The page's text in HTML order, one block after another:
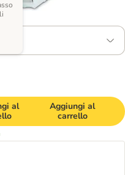
al
Aggiungi al
carrello